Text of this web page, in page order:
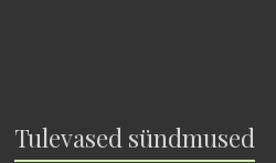
Tulevased sündmused